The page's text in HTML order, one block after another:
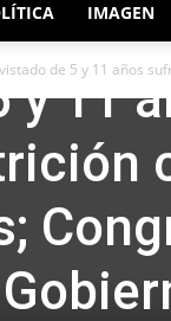
IMAGEN
de 5 y 11 años
de
y 11